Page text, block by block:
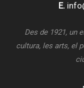
E.
Des de 1921, un
cultura, les arts, el